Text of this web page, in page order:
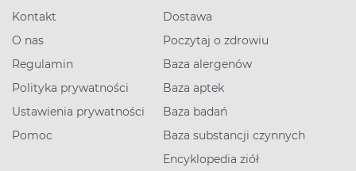
Kontakt
O nas
Regulamin
Polityka prywatności
Ustawienia prywatności
Pomoc
Dostawa
Poczytaj o zdrowiu
Baza alergenów
Baza aptek
Baza badań
Baza substancji czynnych
Encyklopedia ziół